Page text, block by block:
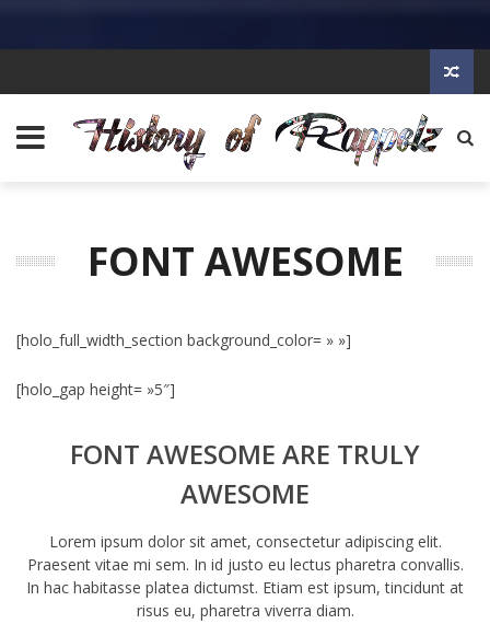
FONT AWESOME
[holo_full_width_section background_color= » »]
[holo_gap height= »5″]
FONT AWESOME ARE TRULY
AWESOME
Lorem ipsum dolor sit amet, consectetur adipiscing elit.
Praesent vitae mi sem. In id justo eu lectus pharetra convallis.
In hac habitasse platea dictumst. Etiam est ipsum, tincidunt at
risus eu, pharetra viverra diam.